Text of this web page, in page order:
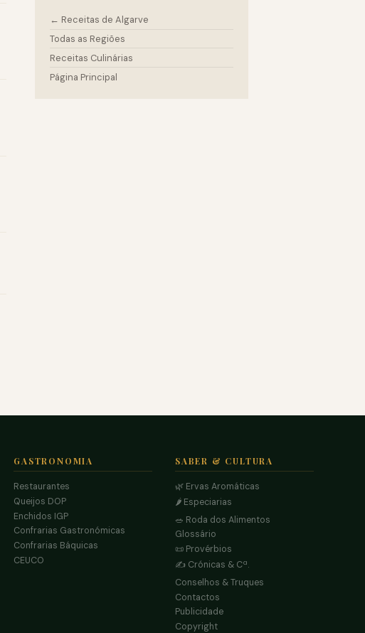
← Receitas de Algarve
Todas as Regiões
Receitas Culinárias
Página Principal
GASTRONOMIA
Restaurantes
Queijos DOP
Enchidos IGP
Confrarias Gastronómicas
Confrarias Báquicas
CEUCO
SABER & CULTURA
🌿 Ervas Aromáticas
🌶️ Especiarias
🥗 Roda dos Alimentos
Glossário
📜 Provérbios
✍️ Crónicas & Cª.
Conselhos & Truques
Contactos
Publicidade
Copyright